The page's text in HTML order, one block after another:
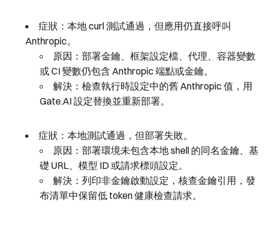
症狀：本地 curl 測試通過，但應用仍直接呼叫
Anthropic。
原因：部署金鑰、框架設定檔、代理、容器變數
或 CI 變數仍包含 Anthropic 端點或金鑰。
解決：檢查執行時設定中的舊 Anthropic 值，用
Gate.AI 設定替換並重新部署。
症狀：本地測試通過，但部署失敗。
原因：部署環境未包含本地 shell 的同名金鑰、基
礎 URL、模型 ID 或請求標頭設定。
解決：列印非金鑰啟動設定，核查金鑰引用，發
布清單中保留低 token 健康檢查請求。